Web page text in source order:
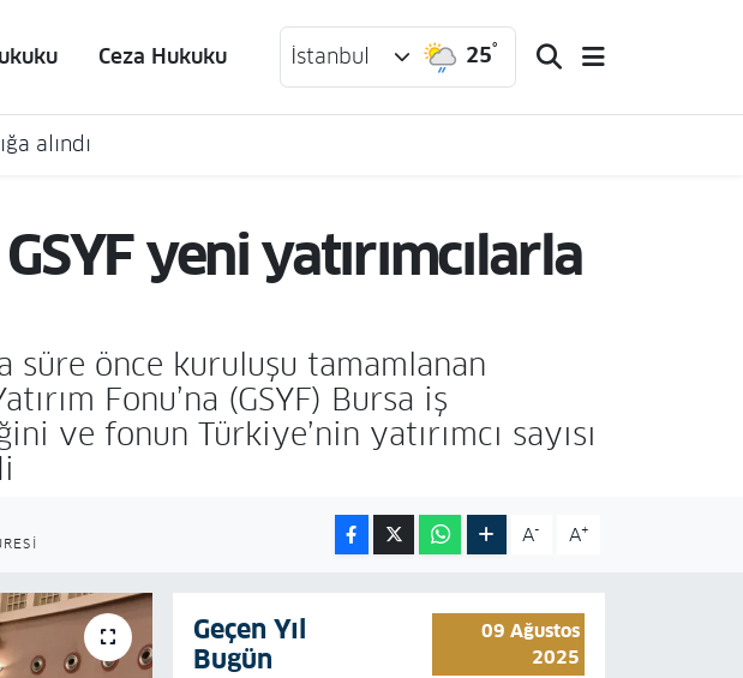
Ceza Hukuku İstanbul 25°
alındı
yeni yatırımcılarla
süre önce kuruluşu tamamlanan
Fonu’na (GSYF) Bursa iş
ve fonun Türkiye’nin yatırımcı sayısı
A- A+
Geçen Yıl
Bugün
09 Ağustos
2025